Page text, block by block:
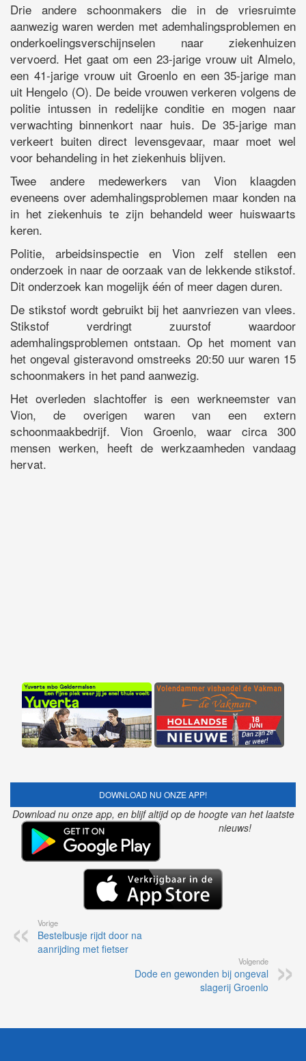
Drie andere schoonmakers die in de vriesruimte
aanwezig waren werden met ademhalingsproblemen en
onderkoelingsverschijnselen naar ziekenhuizen
vervoerd. Het gaat om een 23-jarige vrouw uit Almelo,
een 41-jarige vrouw uit Groenlo en een 35-jarige man
uit Hengelo (O). De beide vrouwen verkeren volgens de
politie intussen in redelijke conditie en mogen naar
verwachting binnenkort naar huis. De 35-jarige man
verkeert buiten direct levensgevaar, maar moet wel
voor behandeling in het ziekenhuis blijven.
Twee andere medewerkers van Vion klaagden
eveneens over ademhalingsproblemen maar konden na
in het ziekenhuis te zijn behandeld weer huiswaarts
keren.
Politie, arbeidsinspectie en Vion zelf stellen een
onderzoek in naar de oorzaak van de lekkende stikstof.
Dit onderzoek kan mogelijk één of meer dagen duren.
De stikstof wordt gebruikt bij het aanvriezen van vlees.
Stikstof verdringt zuurstof waardoor
ademhalingsproblemen ontstaan. Op het moment van
het ongeval gisteravond omstreeks 20:50 uur waren 15
schoonmakers in het pand aanwezig.
Het overleden slachtoffer is een werkneemster van
Vion, de overigen waren van een extern
schoonmaakbedrijf. Vion Groenlo, waar circa 300
mensen werken, heeft de werkzaamheden vandaag
hervat.
DOWNLOAD NU ONZE APP!
Download nu onze app, en blijf altijd op de hoogte van het laatste
nieuws!
Vorige
Bestelbusje rijdt door na
aanrijding met fietser
Volgende
Dode en gewonden bij ongeval
slagerij Groenlo